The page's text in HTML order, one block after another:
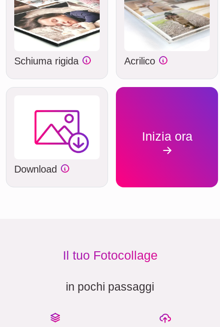
Schiuma rigida Acrilico
Download
Inizia ora
Il tuo Fotocollage
in pochi passaggi